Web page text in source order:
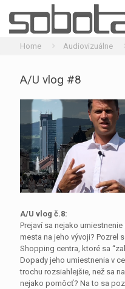
Home Audiovizuálne
A/U vlog #8
A/U vlog č.8:
Prejaví sa nejako
mesta na jeho vývoji? Pozrel
Shopping centra, ktoré sa
Dopady jeho umiestnenia v
trochu rozsiahlejšie, než sa
nejako pomôcť? Na to sa